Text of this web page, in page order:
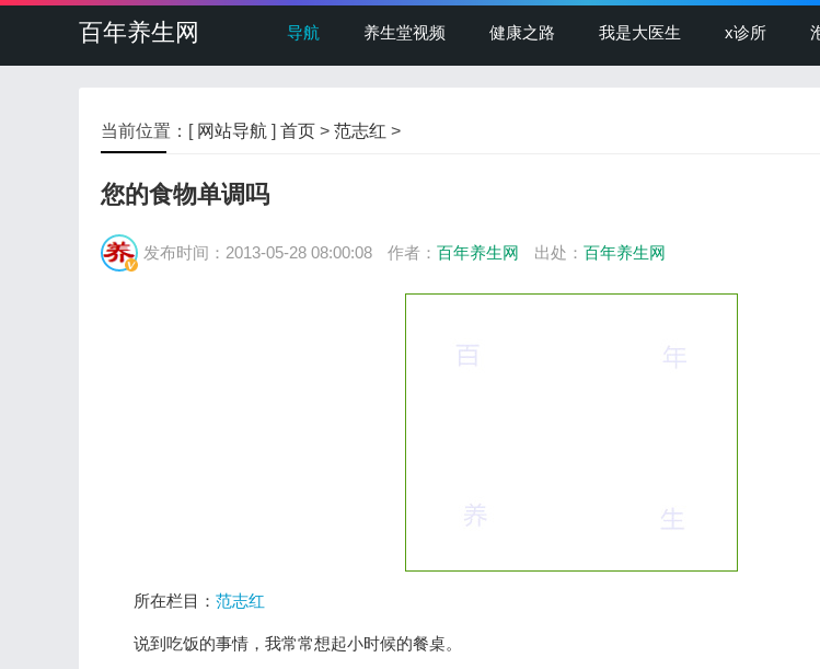
百年养生网 导航 养生堂视频 健康之路 我是大医生 x诊所
当前位置：[ 网站导航 ] 首页 > 范志红 >
您的食物单调吗
发布时间：2013-05-28 08:00:08 作者： 百年养生网 出处： 百年养生网
所在栏目： 范志红
说到吃饭的事情，我常常想起小时候的餐桌。